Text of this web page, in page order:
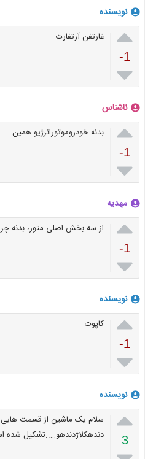
نویسنده

-1

غارتفن آرتفارت
ناشناس

-1

بدنه خودروموتورانرژیو همین
مهدیه

-1

از سه بخش اصلی متور، بدنه
نویسنده

-1

کاپوت
نویسنده

3
سلام یک ماشين از قسمت هایی
دندهکلاژدندهو…..تشکیل شده